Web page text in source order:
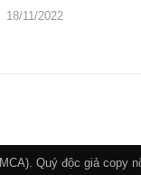
18/11/2022
Quý độc giả copy